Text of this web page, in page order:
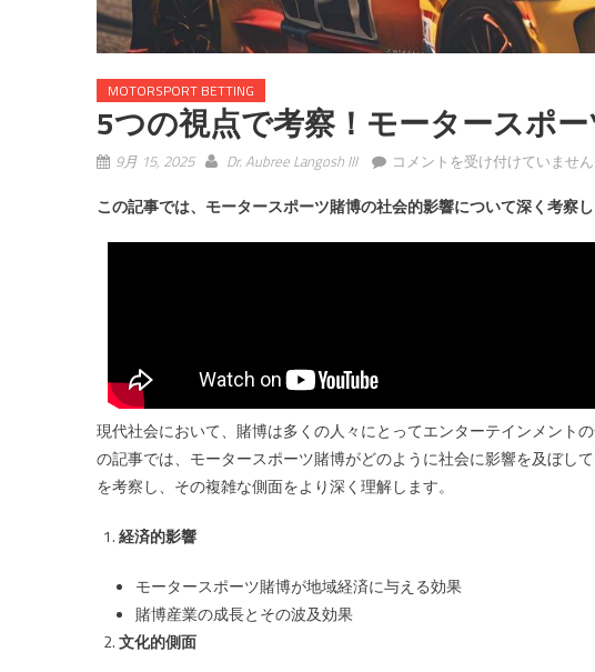
MOTORSPORT BETTING
5つの視点で考察！モータースポ
9月 15, 2025 Dr. Aubree Langosh III
5
の
タ
ー
ス
ポ
博
コメントを受け付けていません
この記事では、モータースポーツ賭博の社会的影響について深く考察し
現代社会において、賭博は多くの人々にとってエンターテインメント
の記事では、モータースポーツ賭博がどのように社会に影響を及ぼし
を考察し、その複雑な側面をより深く理解します。
経済的影響
モータースポーツ賭博が地域経済に与える効果
賭博産業の成長とその波及効果
文化的側面